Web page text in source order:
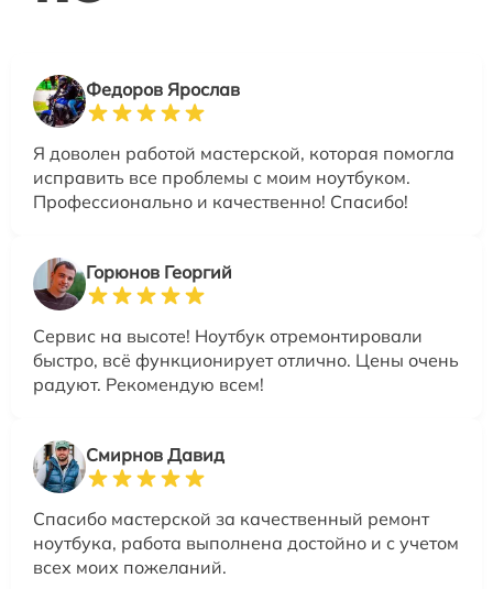
Федоров Ярослав
Я доволен работой мастерской, которая помогла
исправить все проблемы с моим ноутбуком.
Профессионально и качественно! Спасибо!
Горюнов Георгий
Сервис на высоте! Ноутбук отремонтировали
быстро, всё функционирует отлично. Цены очень
радуют. Рекомендую всем!
Смирнов Давид
Спасибо мастерской за качественный ремонт
ноутбука, работа выполнена достойно и с учетом
всех моих пожеланий.